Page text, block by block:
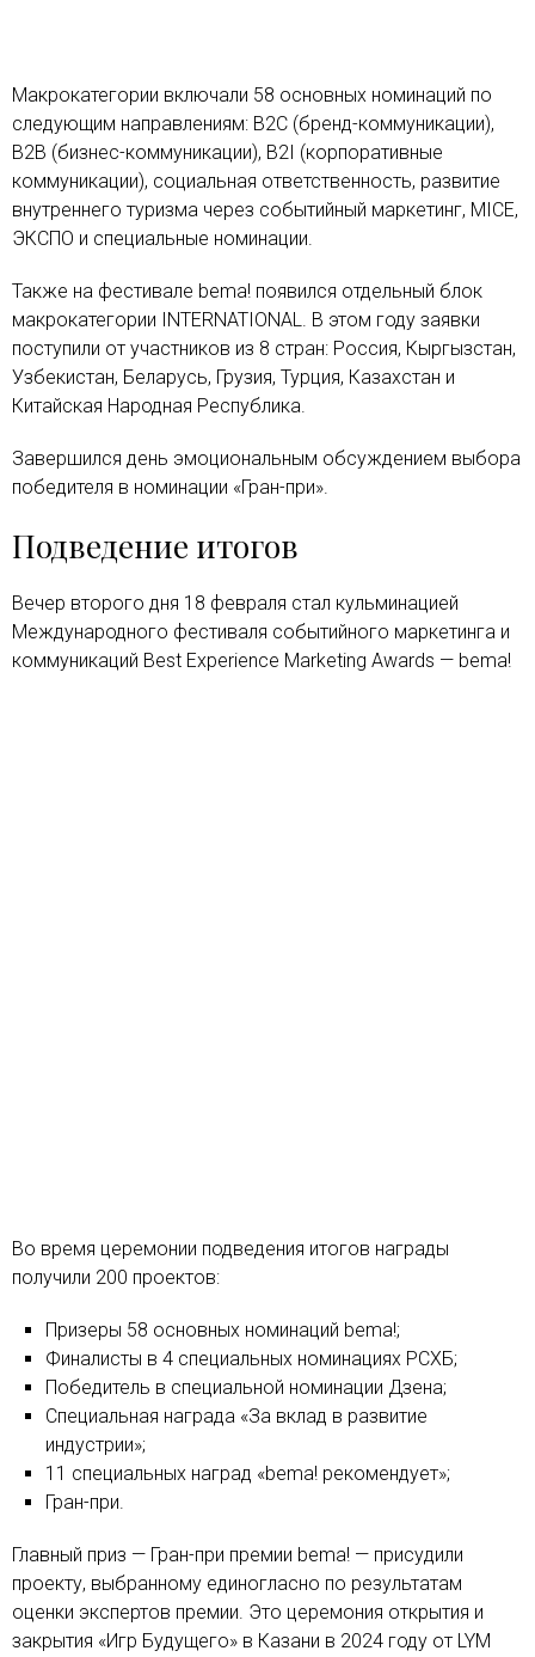
Макрокатегории включали 58 основных номинаций по
следующим направлениям: B2C (бренд-коммуникации),
B2B (бизнес-коммуникации), B2I (корпоративные
коммуникации), социальная ответственность, развитие
внутреннего туризма через событийный маркетинг, MICE,
ЭКСПО и специальные номинации.
Также на фестивале bema! появился отдельный блок
макрокатегории INTERNATIONAL. В этом году заявки
поступили от участников из 8 стран: Россия, Кыргызстан,
Узбекистан, Беларусь, Грузия, Турция, Казахстан и
Китайская Народная Республика.
Завершился день эмоциональным обсуждением выбора
победителя в номинации «Гран-при».
Подведение итогов
Вечер второго дня 18 февраля стал кульминацией
Международного фестиваля событийного маркетинга и
коммуникаций Best Experience Marketing Awards — bema!
Во время церемонии подведения итогов награды
получили 200 проектов:
Призеры 58 основных номинаций bema!;
Финалисты в 4 специальных номинациях РСХБ;
Победитель в специальной номинации Дзена;
Специальная награда «За вклад в развитие
индустрии»;
11 специальных наград «bema! рекомендует»;
Гран-при.
Главный приз — Гран-при премии bema! — присудили
проекту, выбранному единогласно по результатам
оценки экспертов премии. Это церемония открытия и
закрытия «Игр Будущего» в Казани в 2024 году от LYM